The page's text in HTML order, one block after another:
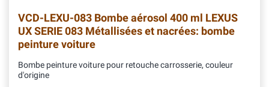
VCD-LEXU-083 Bombe aérosol 400 ml LEXUS
UX SERIE 083 Métallisées et nacrées: bombe
peinture voiture
Bombe peinture voiture pour retouche carrosserie, couleur
d'origine